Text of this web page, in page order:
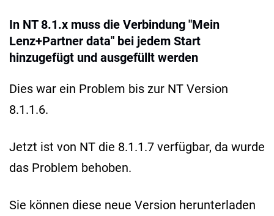
In NT 8.1.x muss die Verbindung "Mein
Lenz+Partner data" bei jedem Start
hinzugefügt und ausgefüllt werden
Dies war ein Problem bis zur NT Version
8.1.1.6.
Jetzt ist von NT die 8.1.1.7 verfügbar, da wurde
das Problem behoben.
Sie können diese neue Version herunterladen